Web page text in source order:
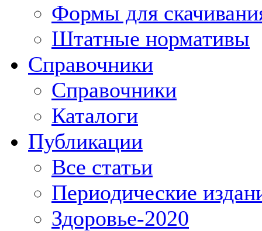
Формы для
Штатные нормативы
Справочники
Справочники
Каталоги
Публикации
Все статьи
Периодические
Здоровье-2020